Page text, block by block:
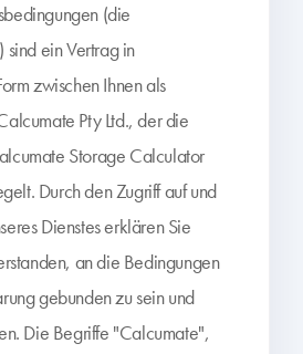
(die
sind ein Vertrag in
zwischen Ihnen als
Pty Ltd., der die
Storage Calculator
Durch den Zugriff auf und
Dienstes erklären Sie
an die Bedingungen
gebunden zu sein und
Die Begriffe "Calcumate",